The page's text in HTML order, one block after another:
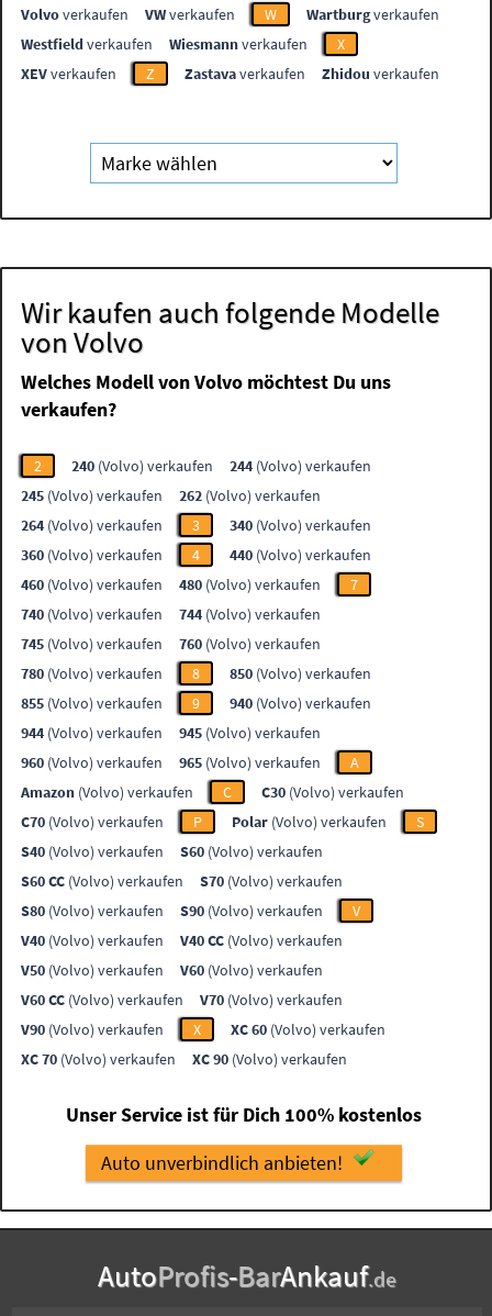
Volvoverkaufen VWverkaufen W Wartburgverkaufen
Westfieldverkaufen Wiesmannverkaufen
X
XEVverkaufen Z Zastavaverkaufen Zhidou verkaufen
Wir kaufen auch folgende Modelle
von Volvo
Welches Modell von Volvo möchtest Du uns
verkaufen?
2 240 (Volvo) verkaufen 244 (Volvo) verkaufen
245 (Volvo) verkaufen 262 (Volvo) verkaufen
264 (Volvo) verkaufen 3 340 (Volvo) verkaufen
360 (Volvo) verkaufen 4 440 (Volvo) verkaufen
460 (Volvo) verkaufen 480 (Volvo) verkaufen
7
740 (Volvo) verkaufen 744 (Volvo) verkaufen
745 (Volvo) verkaufen 760 (Volvo) verkaufen
780 (Volvo) verkaufen 8 850 (Volvo) verkaufen
855 (Volvo) verkaufen 9 940 (Volvo) verkaufen
944 (Volvo) verkaufen 945 (Volvo) verkaufen
960 (Volvo) verkaufen 965 (Volvo) verkaufen
A
Amazon (Volvo) verkaufen C C30 (Volvo) verkaufen
C70 (Volvo) verkaufen P Polar (Volvo) verkaufen
S
S40 (Volvo) verkaufen S60 (Volvo) verkaufen
S60 CC (Volvo) verkaufen S70 (Volvo) verkaufen
S80 (Volvo) verkaufen S90 (Volvo) verkaufen
V
V40 (Volvo) verkaufen V40 CC (Volvo) verkaufen
V50 (Volvo) verkaufen V60 (Volvo) verkaufen
V60 CC (Volvo) verkaufen V70 (Volvo) verkaufen
V90 (Volvo) verkaufen X XC 60 (Volvo) verkaufen
XC 70 (Volvo) verkaufen XC 90 (Volvo) verkaufen
Unser Service ist für Dich 100% kostenlos
Auto unverbindlich anbieten!
AutoProfis-BarAnkauf.de